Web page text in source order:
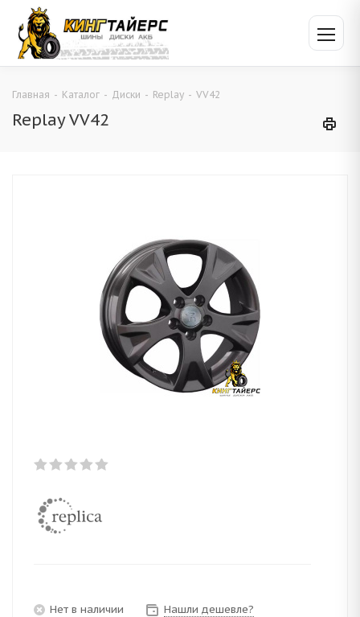
Главная - Каталог - Диски - Replay - VV42
Replay VV42
Нет в наличии
Нашли дешевле?